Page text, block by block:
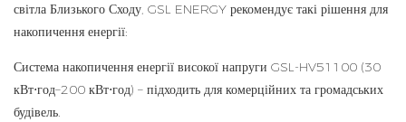
світла Близького Сходу, GSL ENERGY рекомендує такі рішення для
накопичення енергії:
Система накопичення енергії високої напруги GSL-HV51100 (30
кВт⋅год–200 кВт⋅год) – підходить для комерційних та громадських
будівель.